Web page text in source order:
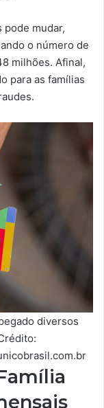
pode mudar,
o número de
milhões. Afinal,
para as famílias
diversos